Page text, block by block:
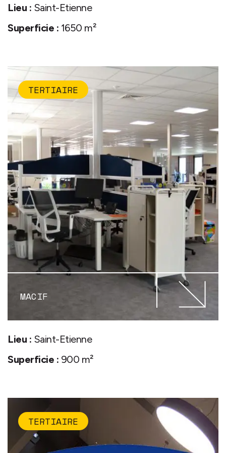
Lieu : Saint-Etienne
Superficie : 1650 m²
TERTIAIRE
MACIF
Lieu : Saint-Etienne
Superficie : 900 m²
TERTIAIRE